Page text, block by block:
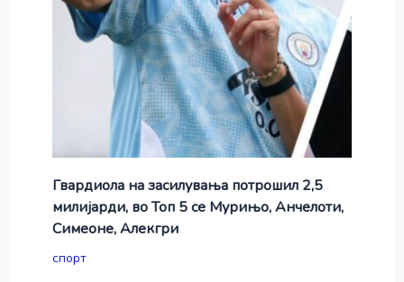
Гвардиола на засилувања потрошил 2,5
милијарди, во Топ 5 се Мурињо, Анчелоти,
Симеоне, Алекгри
спорт